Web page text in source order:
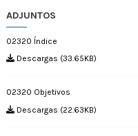
ADJUNTOS
02320 Índice
Descargas (33.65KB)
02320 Objetivos
Descargas (22.63KB)